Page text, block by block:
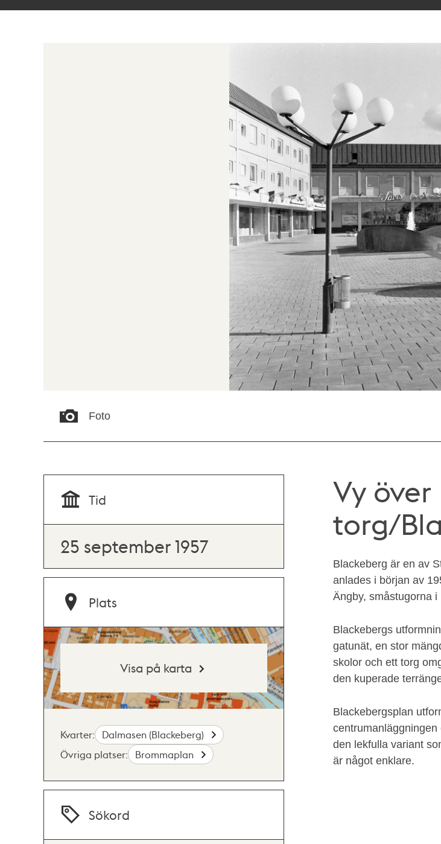
Foto
Vy
torg/
Blackeberg är en av
anlades i början av
Ängby, småstugorna
Blackebergs
gatunät, en stor
skolor och ett torg
den kuperade
Blackebergsplan
den lekfulla variant
är något enklare.
Tid
25 september 1957
Plats
Visa på karta
Kvarter:
Dalmasen (Blackeberg)
Övriga platser:
Brommaplan
Sökord